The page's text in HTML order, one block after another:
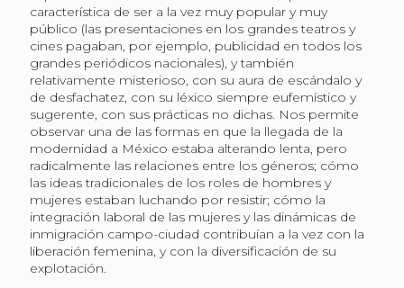
característica de ser a la vez muy popular y muy
público (las presentaciones en los grandes teatros y
cines pagaban, por ejemplo, publicidad en todos los
grandes periódicos nacionales), y también
relativamente misterioso, con su aura de escándalo y
de desfachatez, con su léxico siempre eufemístico y
sugerente, con sus prácticas no dichas. Nos permite
observar una de las formas en que la llegada de la
modernidad a México estaba alterando lenta, pero
radicalmente las relaciones entre los géneros; cómo
las ideas tradicionales de los roles de hombres y
mujeres estaban luchando por resistir; cómo la
integración laboral de las mujeres y las dinámicas de
inmigración campo-ciudad contribuían a la vez con la
liberación femenina, y con la diversificación de su
explotación.